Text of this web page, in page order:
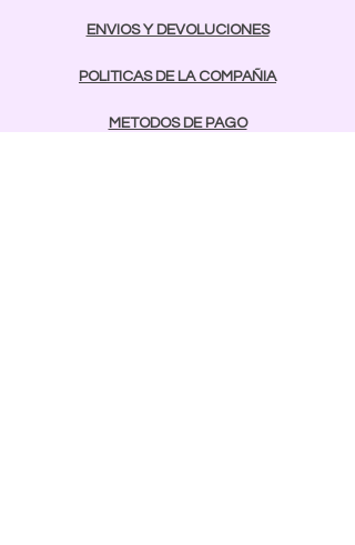
ENVIOS Y DEVOLUCIONES
POLITICAS DE LA COMPAÑIA
METODOS DE PAGO